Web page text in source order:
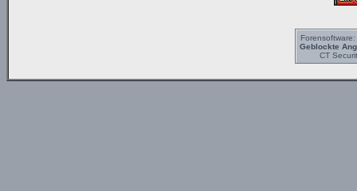
Forensoftware:
Geblockte
CT